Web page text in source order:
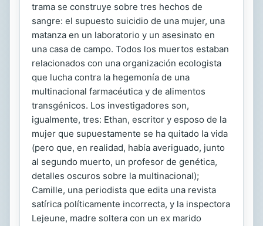
trama se construye sobre tres hechos de
sangre: el supuesto suicidio de una mujer, una
matanza en un laboratorio y un asesinato en
una casa de campo. Todos los muertos estaban
relacionados con una organización ecologista
que lucha contra la hegemonía de una
multinacional farmacéutica y de alimentos
transgénicos. Los investigadores son,
igualmente, tres: Ethan, escritor y esposo de la
mujer que supuestamente se ha quitado la vida
(pero que, en realidad, había averiguado, junto
al segundo muerto, un profesor de genética,
detalles oscuros sobre la multinacional);
Camille, una periodista que edita una revista
satírica políticamente incorrecta, y la inspectora
Lejeune, madre soltera con un ex marido